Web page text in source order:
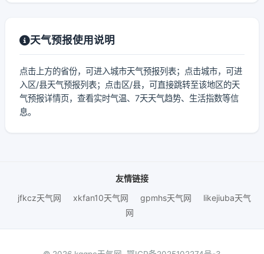
天气预报使用说明
点击上方的省份，可进入城市天气预报列表；点击城市，可进
入区/县天气预报列表；点击区/县，可直接跳转至该地区的天
气预报详情页，查看实时气温、7天天气趋势、生活指数等信
息。
友情链接
jfkcz天气网
xkfan10天气网 gpmhs天气网
likejiuba天气
网